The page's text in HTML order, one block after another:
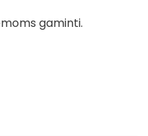
gaminti.